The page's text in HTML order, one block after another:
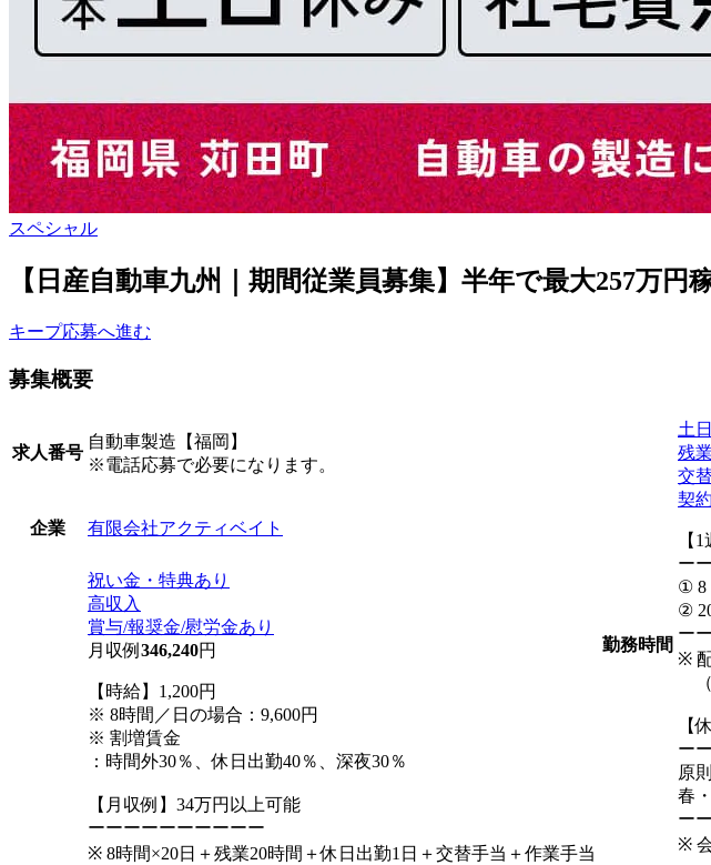
スペシャル
【日産自動車九州｜期間従業員募集】半年で最大257万円
キープ応募へ進む
募集概要
求人番号
自動車製造【福岡】
※電話応募で必要になります。
企業 有限会社アクティベイト
祝い金・特典あり
高収入
賞与/報奨金/慰労金あり
月収例 346,240円
【時給】1,200円
※ 8時間／日の場合：9,600円
※ 割増賃金
：時間外30％、休日出勤40％、深夜30％
【月収例】34万円以上可能
ーーーーーーーーーー
※ 8時間×20日＋残業20時間＋休日出勤1日＋交替手当＋作業手当
勤務時間
土
残
交
契
【
ー
① 8
②
ー
※
（
【
ー
原
春
ー
※